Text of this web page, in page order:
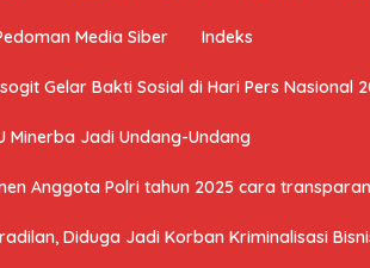
Media Siber Indeks
Gelar Bakti Sosial di Hari Pers Nasional
Minerba Jadi Undang-Undang
Anggota Polri tahun 2025 cara
Diduga Jadi Korban Kriminalisasi